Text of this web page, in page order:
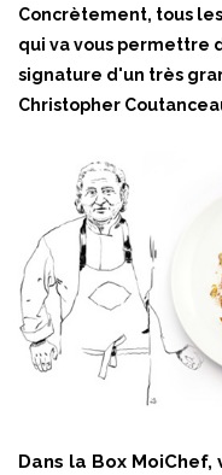
Concrètement, tous
qui va vous permettre
signature d'un très
Christopher
Dans la Box MoiChef,